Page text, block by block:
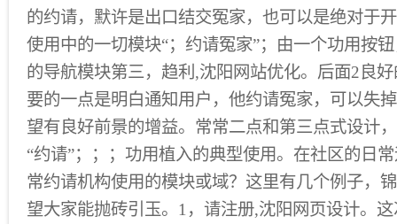
的约请，默许是出口结交冤家，也可以是绝对于
使用中的一切模块“；约请冤家”；由一个功用按
的导航模块第三，趋利,沈阳网站优化。后面2良
要的一点是明白通知用户，他约请冤家，可以失
望有良好前景的增益。常常二点和第三点式设计
“约请”；；；功用植入的典型使用。在社区的日
常约请机构使用的模块或域？这里有几个例子，
望大家能抛砖引玉。1，请注册,沈阳网页设计。